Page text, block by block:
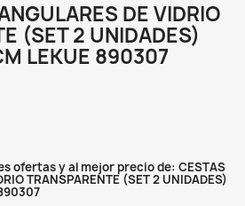
DE VIDRIO
(SET 2 UNIDADES)
LEKUE 890307
ofertas y al mejor precio de: CESTAS
TRANSPARENTE (SET 2 UNIDADES)